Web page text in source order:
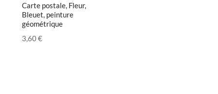
Carte postale, Fleur,
Bleuet, peinture
géométrique
3,60€